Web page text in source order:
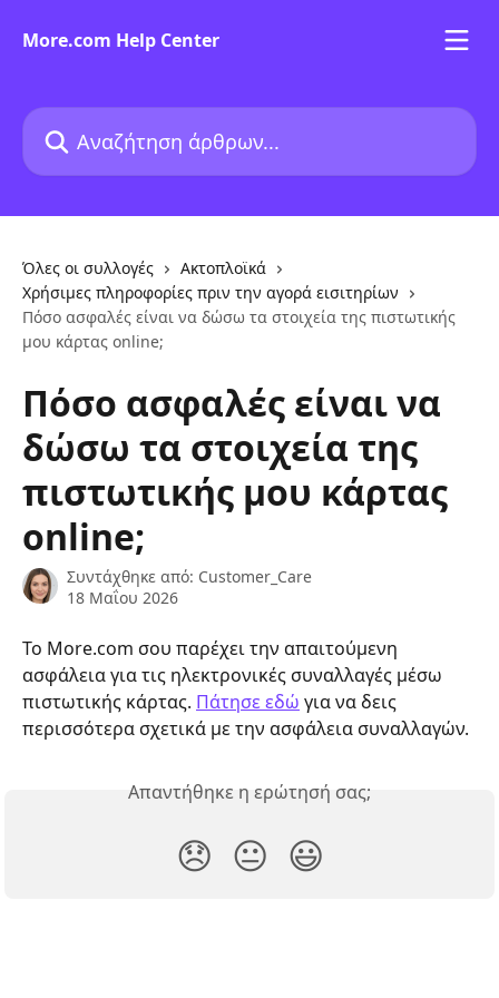
More.com Help Center
Αναζήτηση άρθρων...
Όλες οι συλλογές
Ακτοπλοϊκά
Χρήσιμες πληροφορίες πριν την αγορά εισιτηρίων
Πόσο ασφαλές είναι να δώσω τα στοιχεία της πιστωτικής
μου κάρτας online;
Πόσο ασφαλές είναι να
δώσω τα στοιχεία της
πιστωτικής μου κάρτας
online;
Συντάχθηκε από: Customer_Care
18 Μαΐου 2026
To More.com σου παρέχει την απαιτούμενη
ασφάλεια για τις ηλεκτρονικές συναλλαγές μέσω
πιστωτικής κάρτας. Πάτησε εδώ για να δεις
περισσότερα σχετικά με την ασφάλεια συναλλαγών.
Απαντήθηκε η ερώτησή σας;
😞 😐 😃